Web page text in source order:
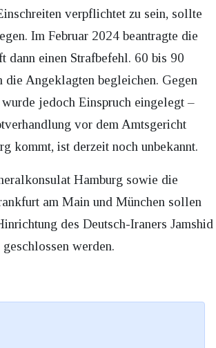
verpflichtet zu sein, sollte
Im Februar 2024 beantragte die
dann einen Strafbefehl. 60 bis 90
die Angeklagten begleichen. Gegen
jedoch Einspruch eingelegt –
vor dem Amtsgericht
kommt, ist derzeit noch unbekannt.
Hamburg sowie die
am Main und München sollen
des Deutsch-Iraners Jamshid
werden.